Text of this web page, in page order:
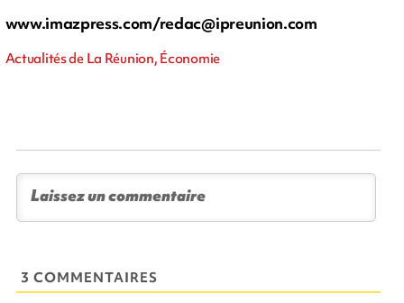
www.imazpress.com/redac@ipreunion.com
Actualités de La Réunion, Économie
3 COMMENTAIRES